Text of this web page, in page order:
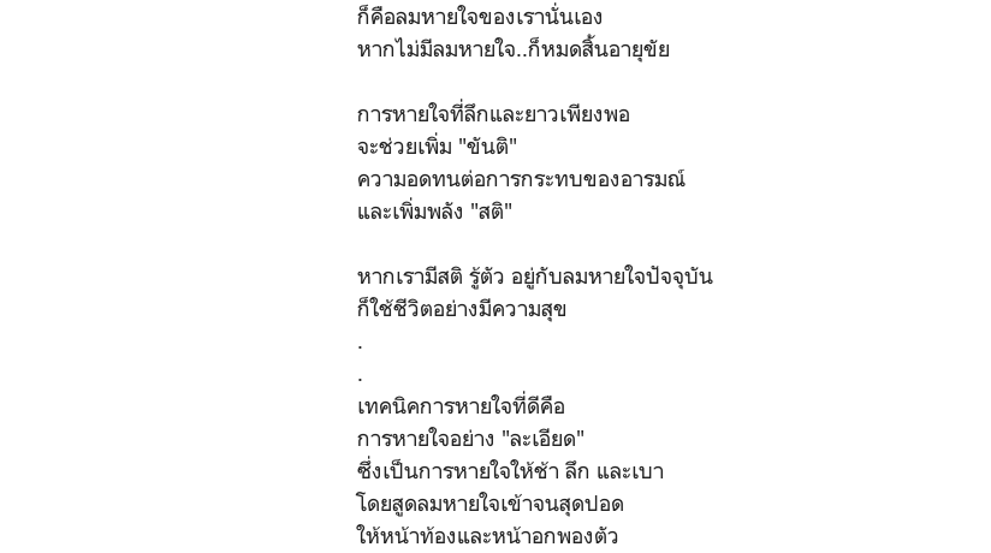
ก็คือลมหายใจของเรานั่นเอง
หากไม่มีลมหายใจ..ก็หมดสิ้นอายุขัย
การหายใจที่ลึกและยาวเพียงพอ
จะช่วยเพิ่ม "ขันติ"
ความอดทนต่อการกระทบของอารมณ์
และเพิ่มพลัง "สติ"
หากเรามีสติ รู้ตัว อยู่กับลมหายใจปัจจุบัน
ก็ใช้ชีวิตอย่างมีความสุข
.
.
เทคนิคการหายใจที่ดีคือ
การหายใจอย่าง "ละเอียด"
ซึ่งเป็นการหายใจให้ช้า ลึก และเบา
โดยสูดลมหายใจเข้าจนสุดปอด
ให้หน้าท้องและหน้าอกพองตัว